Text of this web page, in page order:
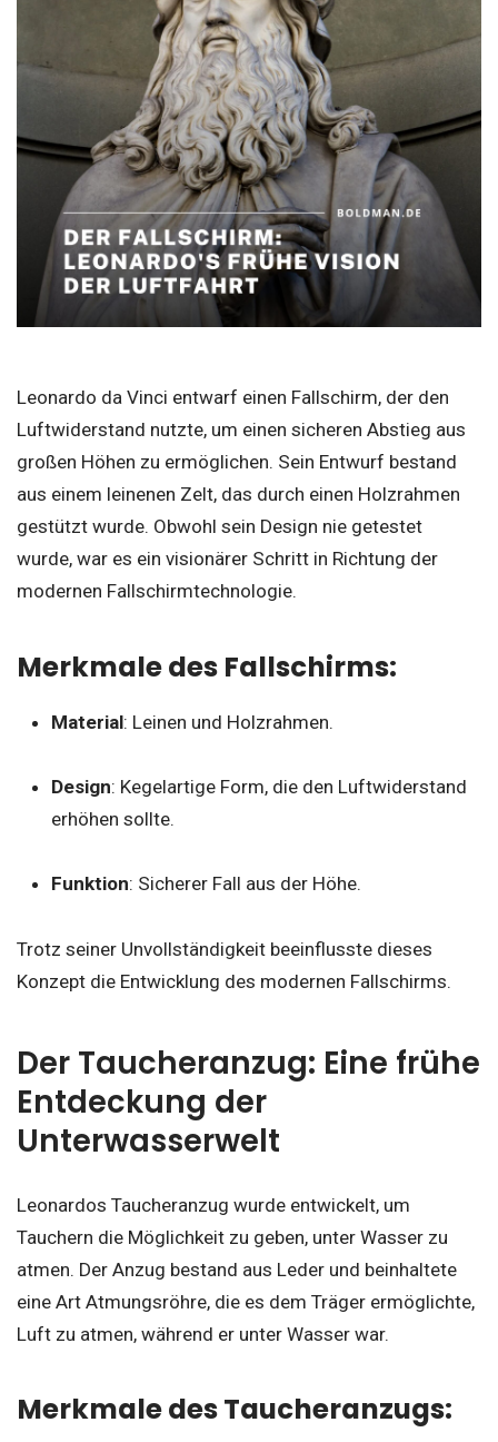
Leonardo da Vinci entwarf einen Fallschirm, der den
Luftwiderstand nutzte, um einen sicheren Abstieg aus
großen Höhen zu ermöglichen. Sein Entwurf bestand
aus einem leinenen Zelt, das durch einen Holzrahmen
gestützt wurde. Obwohl sein Design nie getestet
wurde, war es ein visionärer Schritt in Richtung der
modernen Fallschirmtechnologie.
Merkmale des Fallschirms:
Material: Leinen und Holzrahmen.
Design: Kegelartige Form, die den Luftwiderstand
erhöhen sollte.
Funktion: Sicherer Fall aus der Höhe.
Trotz seiner Unvollständigkeit beeinflusste dieses
Konzept die Entwicklung des modernen Fallschirms.
Der Taucheranzug: Eine frühe
Entdeckung der
Unterwasserwelt
Leonardos Taucheranzug wurde entwickelt, um
Tauchern die Möglichkeit zu geben, unter Wasser zu
atmen. Der Anzug bestand aus Leder und beinhaltete
eine Art Atmungsröhre, die es dem Träger ermöglichte,
Luft zu atmen, während er unter Wasser war.
Merkmale des Taucheranzugs: